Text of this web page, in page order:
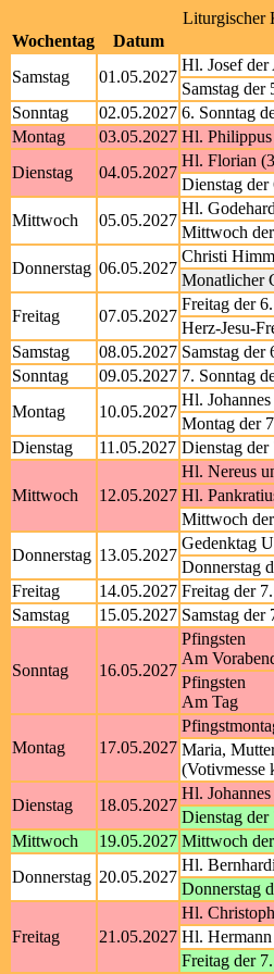
Liturgischer
Wochentag
Datum
Samstag
01.05.2027
Hl. Josef der
Samstag der
Sonntag
02.05.2027 6. Sonntag
Montag
03.05.2027 Hl. Philippus
Dienstag
04.05.2027
Hl. Florian
Dienstag der
Mittwoch
05.05.2027
Hl.
Mittwoch
Donnerstag 06.05.2027
Christi
Monatlicher
Freitag
07.05.2027
Freitag der
Herz-Jesu-
Samstag
08.05.2027 Samstag der
Sonntag
09.05.2027 7. Sonntag
Montag
10.05.2027
Hl.
Montag der
Dienstag
11.05.2027 Dienstag der
Mittwoch 12.05.2027
Hl. Nereus
Hl.
Mittwoch
Donnerstag 13.05.2027
Gedenktag
Donnerstag
Freitag
14.05.2027 Freitag der
Samstag
15.05.2027 Samstag der
Sonntag 16.05.2027
Pfingsten
Am
Pfingsten
Am Tag
Montag 17.05.2027 Maria,
(Votivmesse
Dienstag
18.05.2027
Hl.
Dienstag der
Mittwoch
19.05.2027 Mittwoch
Donnerstag 20.05.2027
Hl.
Donnerstag
Freitag 21.05.2027
Hl.
Hl. Hermann
Freitag der